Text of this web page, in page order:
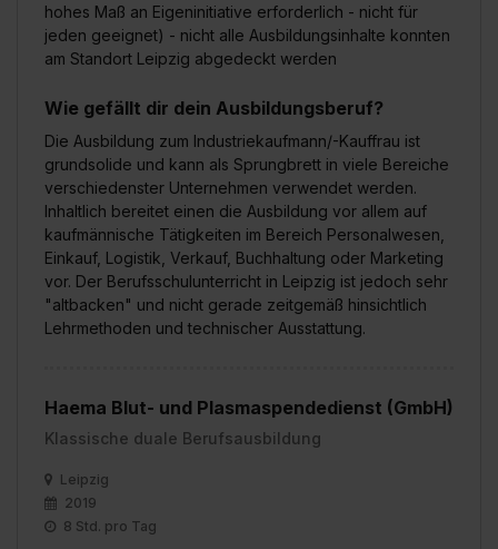
hohes Maß an Eigeninitiative erforderlich - nicht für
jeden geeignet) - nicht alle Ausbildungsinhalte konnten
am Standort Leipzig abgedeckt werden
Wie gefällt dir dein Ausbildungsberuf?
Die Ausbildung zum Industriekaufmann/-Kauffrau ist
grundsolide und kann als Sprungbrett in viele Bereiche
verschiedenster Unternehmen verwendet werden.
Inhaltlich bereitet einen die Ausbildung vor allem auf
kaufmännische Tätigkeiten im Bereich Personalwesen,
Einkauf, Logistik, Verkauf, Buchhaltung oder Marketing
vor. Der Berufsschulunterricht in Leipzig ist jedoch sehr
"altbacken" und nicht gerade zeitgemäß hinsichtlich
Lehrmethoden und technischer Ausstattung.
Haema Blut- und Plasmaspendedienst (GmbH)
Klassische duale Berufsausbildung
Leipzig
2019
8 Std. pro Tag